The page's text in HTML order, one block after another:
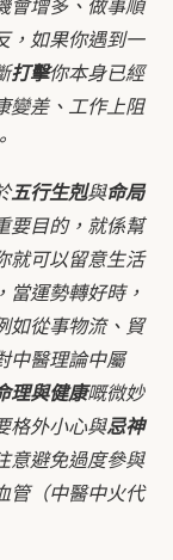
會增多、做事順
，如果你遇到一
打擊你本身已經
變差、工作上阻
五行生剋與命局
要目的，就係幫
就可以留意生活
當運勢轉好時，
如從事物流、貿
中醫理論中屬
理與健康嘅微妙
格外小心與忌神
意避免過度參與
管（中醫中火代